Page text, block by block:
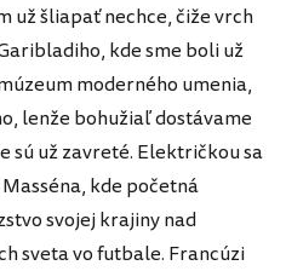
už šliapať nechce, čiže vrch
kde sme boli už
moderného umenia,
lenže bohužiaľ dostávame
sú už zavreté. Električkou sa
kde početná
svojej krajiny nad
sveta vo futbale. Francúzi